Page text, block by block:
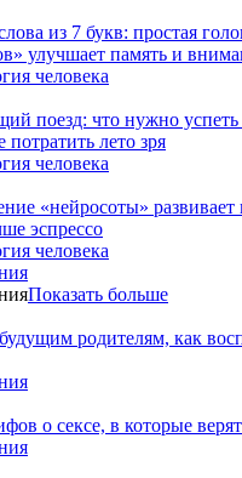
из 7 букв: простая
улучшает память и
человека
поезд: что нужно успеть
потратить лето зря
человека
«нейросоты» развивает
эспрессо
человека
Показать больше
родителям, как
о сексе, в которые